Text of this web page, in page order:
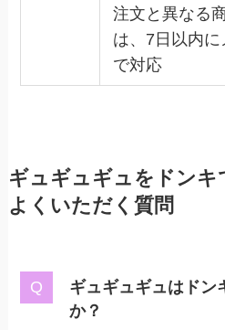
注文と異なる
は、7日以内
で対応
ギュギュギュをドンキ
よくいただく質問
ギュギュギュはドン
か？